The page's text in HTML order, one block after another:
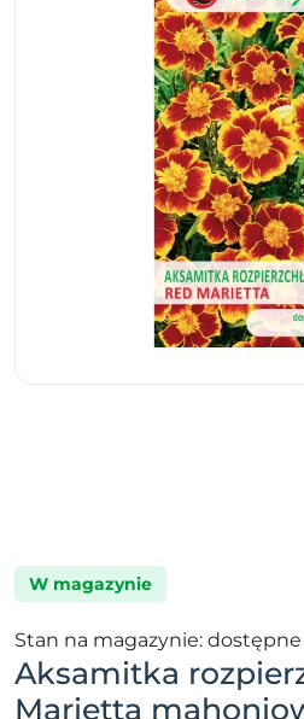
W magazynie
Stan na magazynie: dostępne
Aksamitka
Marietta